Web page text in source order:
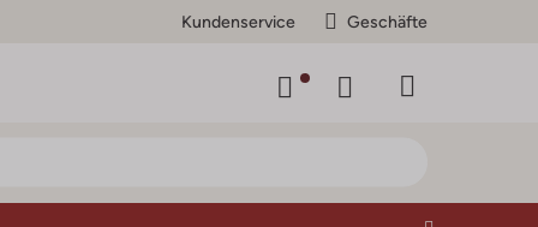
Kundenservice Geschäfte